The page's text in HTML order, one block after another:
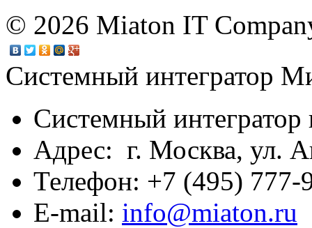
© 2026 Miaton IT
Системный интегратор
Системный
Адрес: г. Москва, ул.
Телефон: +7 (495)
E-mail: info@miaton.ru